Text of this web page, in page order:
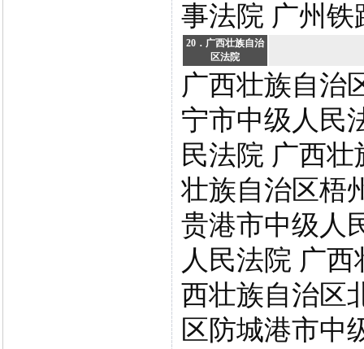
事法院 广州铁
20．广西壮族自治
区法院
广西壮族自治
宁市中级人民
民法院 广西
壮族自治区梧
贵港市中级人
人民法院 广
西壮族自治区
区防城港市中